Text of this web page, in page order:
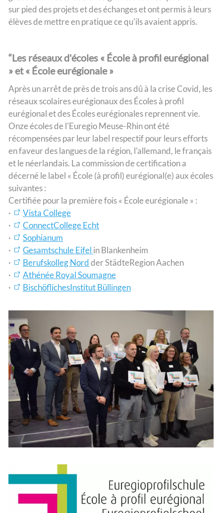
sur pied des projets et des échanges et ont permis à leurs
élèves de mettre en pratique ce qu'ils avaient appris.
“Les réseaux d'écoles « École à profil eurégional
» et « École eurégionale »
Après un arrêt de près de trois ans dû à la crise Covid, les
réseaux scolaires eurégionaux des Écoles à profil
eurégional et des Écoles eurégionales reprennent vie.
Onze écoles de l'Euregio Meuse-Rhin ont été
récompensées par leur label respectif pour leurs efforts
en faveur des langues de la région, l'allemand, le français
et le néerlandais. La commission de certification a
décerné le label « École (à profil) eurégional(e) aux écoles
suivantes :
Certifiée pour la première fois « École eurégionale » :
·
Vista College
·
ConnectCollege Echt
·
Sophianum
·
Gesamtschule Eifel in Blankenheim
·
Berufskolleg Nordder StädteRegion Aachen
·
Athénée Royal Soumagne
·
BischöflichesInstitut Büllingen